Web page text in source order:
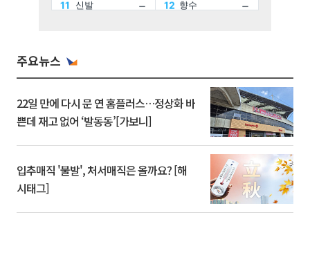
주요뉴스
22일 만에 다시 문 연 홈플러스…정상화 바
쁜데 재고 없어 ‘발동동’[가보니]
입추매직 '불발', 처서매직은 올까요? [해
시태그]